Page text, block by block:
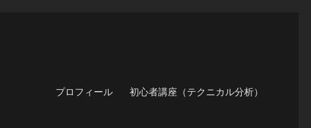
プロフィール 初心者講座（テクニカル分析）